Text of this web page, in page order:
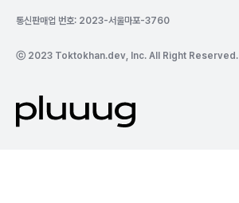
통신판매업 번호: 2023-서울마포-3760
ⓒ 2023 Toktokhan.dev, Inc. All Right Reserved.